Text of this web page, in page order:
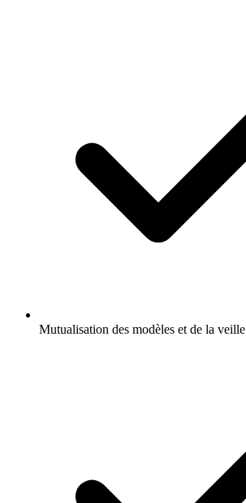
Mutualisation des modèles et de la veille